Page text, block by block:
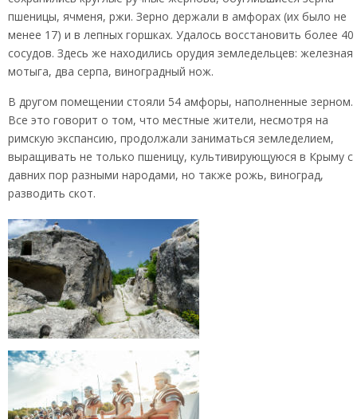
пшеницы, ячменя, ржи. Зерно держали в амфорах (их было не
менее 17) и в лепных горшках. Удалось восстановить более 40
сосудов. Здесь же находились орудия земледельцев: железная
мотыга, два серпа, виноградный нож.
В другом помещении стояли 54 амфоры, наполненные зерном.
Все это говорит о том, что местные жители, несмотря на
римскую экспансию, продолжали заниматься земледелием,
выращивать не только пшеницу, культивирующуюся в Крыму с
давних пор разными народами, но также рожь, виноград,
разводить скот.